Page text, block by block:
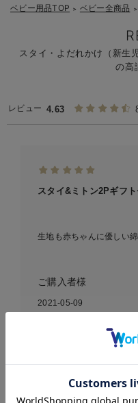
お気に入
ベビー用品TOP ＞ ベビー全商品 ＞
スタイ・よだれかけ（新
の高
レビュー 4.63
スタイ&ミトン2Pギフト
生地も赤ちゃんに優しい
ご購入者様
2021-05-09